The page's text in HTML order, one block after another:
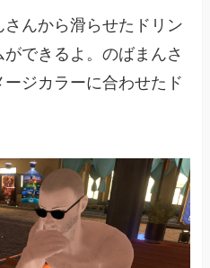
んから滑らせたドリン
できるよ。のばまんさ
ジカラーに合わせたド